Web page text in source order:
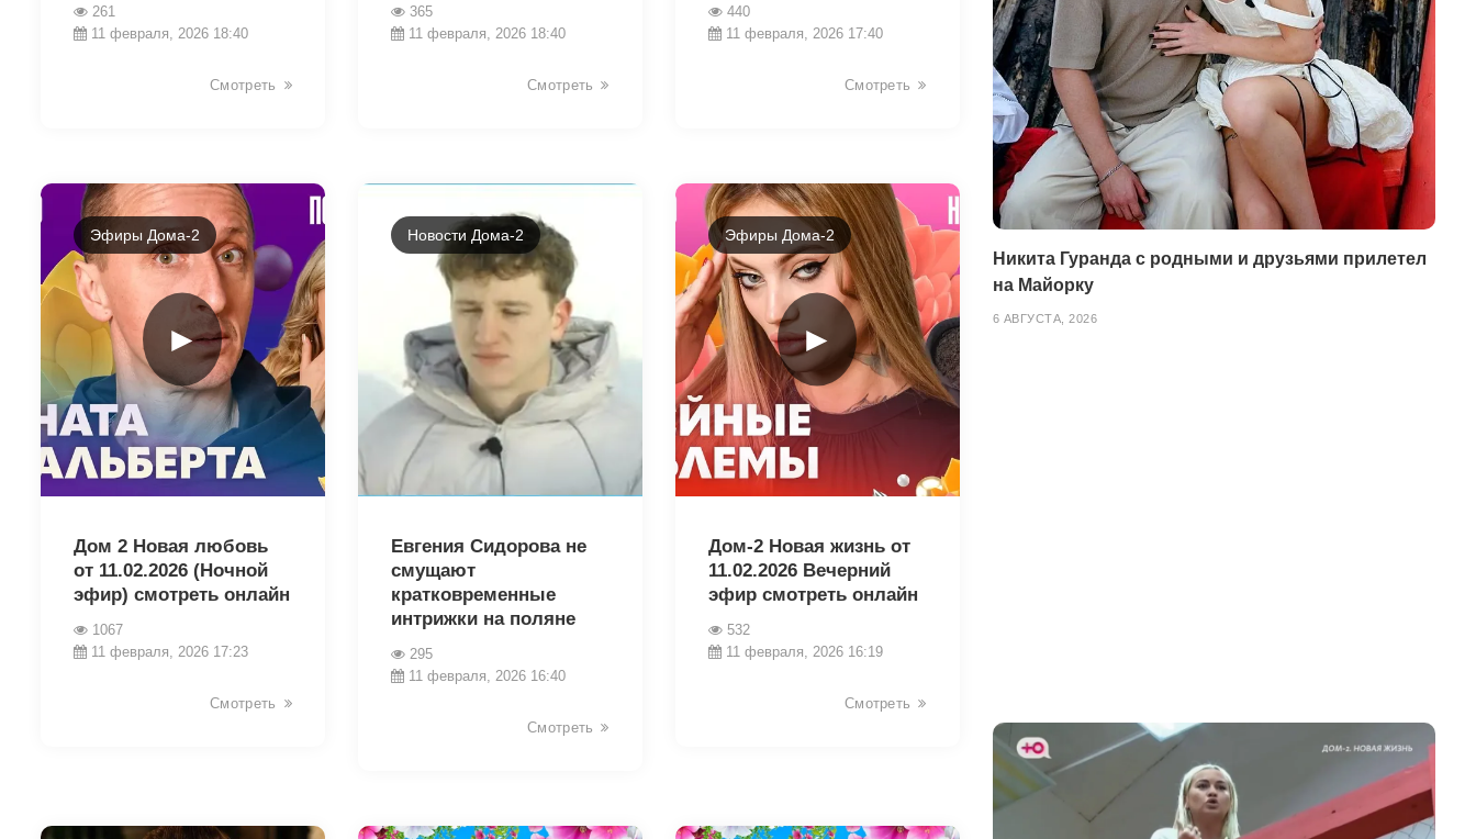
261
11 февраля, 2026 18:40
Смотреть
365
11 февраля, 2026 18:40
Смотреть
440
11 февраля, 2026 17:40
Смотреть
►
Эфиры Дома-2
Дом 2 Новая любовь
от 11.02.2026 (Ночной
эфир) смотреть онлайн
1067
11 февраля, 2026 17:23
Смотреть
Новости Дома-2
Евгения Сидорова не
смущают
кратковременные
интрижки на поляне
295
11 февраля, 2026 16:40
Смотреть
►
Эфиры Дома-2
Дом-2 Новая жизнь от
11.02.2026 Вечерний
эфир смотреть онлайн
532
11 февраля, 2026 16:19
Смотреть
Никита Гуранда с родными и друзьями прилетел
на Майорку
6 АВГУСТА, 2026